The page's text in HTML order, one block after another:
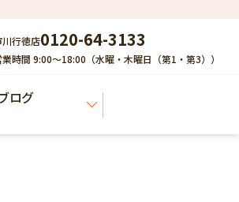
川行徳店0120-64-3133
業時間 9:00～18:00（水曜・木曜日（第1・第3））
ログ